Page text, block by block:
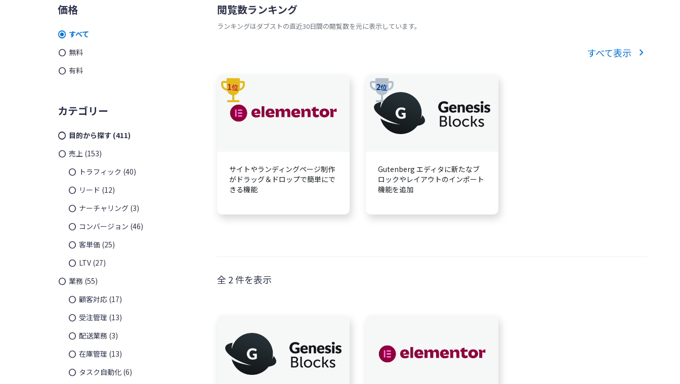
メ
イ
ン
サ
ド
バ
ー
価格
すべて
無料
有料
カテゴリー
目的から探す (411)
売上 (153)
トラフィック (40)
リード (12)
ナーチャリング (3)
コンバージョン (46)
客単価 (25)
LTV (27)
業務 (55)
顧客対応 (17)
受注管理 (13)
配送業務 (3)
在庫管理 (13)
タスク自動化 (6)
閲覧数ランキング
ランキングはダブストの直近30日間の閲覧数を元に表示しています。
すべて表示 chevron_right
trophy
1位
サイトやランディングページ制作
がドラッグ＆ドロップで簡単にで
きる機能
trophy
2位
Gutenberg エディタに新たなブ
ロックやレイアウトのインポート
機能を追加
全 2 件を表示